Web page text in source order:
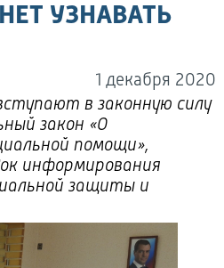
УЗНАВАТЬ
1 декабря 2020
в законную силу
закон «О
помощи»,
информирования
защиты и